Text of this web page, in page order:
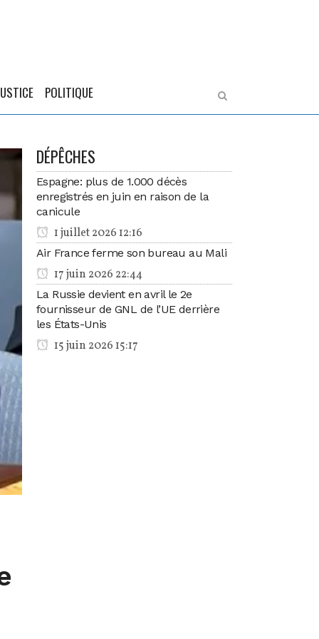
POLITIQUE
DÉPÊCHES
Espagne: plus de 1.000 décès
enregistrés en juin en raison de la
canicule
1 juillet 2026 12:16
Air France ferme son bureau au Mali
17 juin 2026 22:44
La Russie devient en avril le 2e
fournisseur de GNL de l’UE derrière
les États-Unis
15 juin 2026 15:17